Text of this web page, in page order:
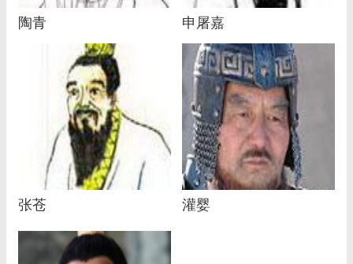
陶青 申屠嘉
张苍 灌婴